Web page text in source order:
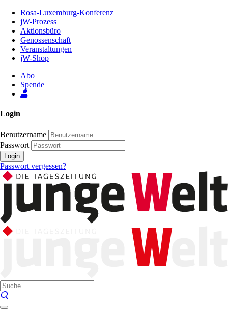
Inhalt
Seite
Rosa-Luxemburg-Konferenz
jW-Prozess
Aktionsbüro
Genossenschaft
Veranstaltungen
jW-Shop
Abo
Spende
Login
Benutzername
Passwort
Login
Passwort vergessen?